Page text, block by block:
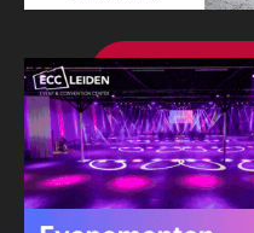
Bekijk meer